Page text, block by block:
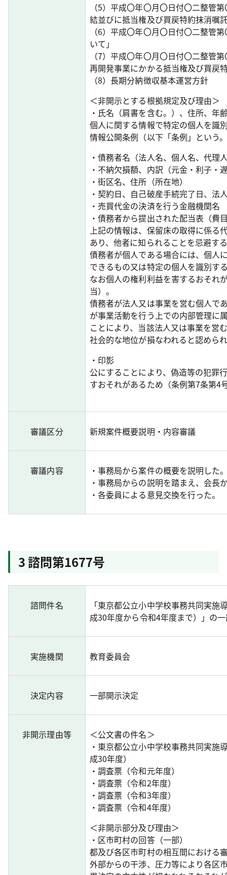
（5）平成〇年〇月〇日付〇二整管
結並びに抵当権及び買戻特約抹消嘱
（6）平成〇年〇月〇日付〇二整管
いて」
（7）平成〇年〇月〇日付〇二整
再開発事業にかかる抵当権及び買戻
（8）長期分納徴収基本運営方針
＜非開示とする根拠規定及び理由＞
・氏名（肩書を含む。）、住所、年
個人に関する情報で特定の個人を識
情報公開条例（以下「条例」という
・債務者名（法人名、個人名、代理
・不納欠損額、内訳（元金・利子・
・街区名、住所（所在地）
・契約日、自己破産手続完了日、法
・売買代金の決済を行う金融機関名
・債務者から提出された配当表（費
上記の情報は、保留床の取得に係る
あり、他者に知られることを忌避す
債務者が個人である場合には、個人
できるもの又は特定の個人を識別す
なお個人の権利利益を害するおそれ
当）。
債務者が法人又は事業を営む個人で
が事業活動を行う上での内部管理に
ことにより、当該法人又は事業を営
社会的な地位が損なわれると認めら
・印影
公にすることにより、偽造等の犯罪
すおそれがあるため（条例第7条第4
審議区分 新規案件概要説明・内容審議
審議内容
・事務局から案件の概要を説明した
・事務局からの説明を踏まえ、会長
・各委員による意見交換を行った。
3 諮問第1677号
諮問件名
「東京都公立小中学校事務共同実
成30年度から令和4年度まで）」の
実施機関 教育委員会
決定内容 一部開示決定
非開示理由等
＜公文書の件名＞
・東京都公立小中学校事務共同実施
成30年度）
・調査票（令和元年度）
・調査票（令和2年度）
・調査票（令和3年度）
・調査票（令和4年度）
＜非開示部分及び理由＞
・区市町村の回答（一部）
都及び各区市町村の相互間における
外部からの干渉、圧力等により各区